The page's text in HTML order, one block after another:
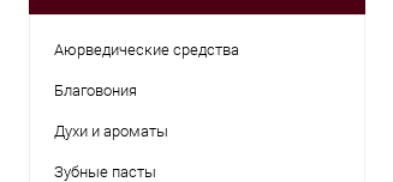
Аюрведические средства
Благовония
Духи и ароматы
Зубные пасты